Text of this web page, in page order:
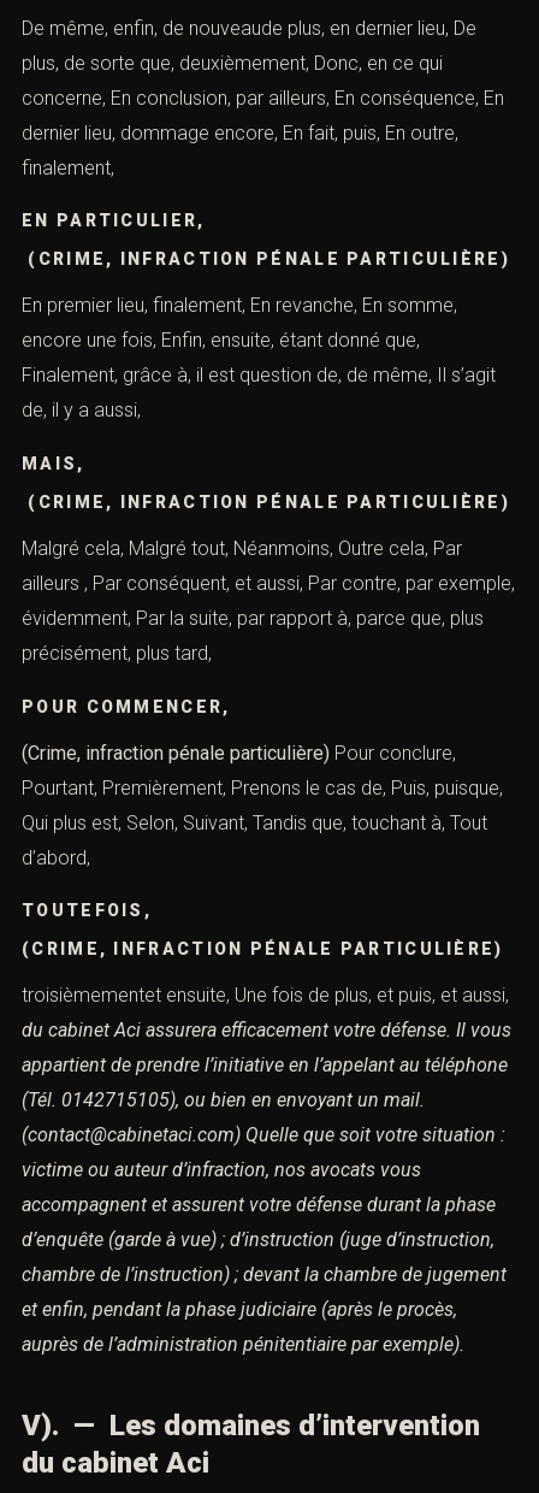
De même, enfin, de nouveaude plus, en dernier lieu, De
plus, de sorte que, deuxièmement, Donc, en ce qui
concerne, En conclusion, par ailleurs, En conséquence, En
dernier lieu, dommage encore, En fait, puis, En outre,
finalement,
EN PARTICULIER,
(CRIME, INFRACTION PÉNALE PARTICULIÈRE)
En premier lieu, finalement, En revanche, En somme,
encore une fois, Enfin, ensuite, étant donné que,
Finalement, grâce à, il est question de, de même, Il s’agit
de, il y a aussi,
MAIS,
(CRIME, INFRACTION PÉNALE PARTICULIÈRE)
Malgré cela, Malgré tout, Néanmoins, Outre cela, Par
ailleurs , Par conséquent, et aussi, Par contre, par exemple,
évidemment, Par la suite, par rapport à, parce que, plus
précisément, plus tard,
POUR COMMENCER,
(Crime, infraction pénale particulière) Pour conclure,
Pourtant, Premièrement, Prenons le cas de, Puis, puisque,
Qui plus est, Selon, Suivant, Tandis que, touchant à, Tout
d’abord,
TOUTEFOIS,
(CRIME, INFRACTION PÉNALE PARTICULIÈRE)
troisièmementet ensuite, Une fois de plus, et puis, et aussi,
du cabinet Aci assurera efficacement votre défense. Il vous
appartient de prendre l’initiative en l’appelant au téléphone
(Tél. 0142715105), ou bien en envoyant un mail.
(contact@cabinetaci.com) Quelle que soit votre situation :
victime ou auteur d’infraction, nos avocats vous
accompagnent et assurent votre défense durant la phase
d’enquête (garde à vue) ; d’instruction (juge d’instruction,
chambre de l’instruction) ; devant la chambre de jugement
et enfin, pendant la phase judiciaire (après le procès,
auprès de l’administration pénitentiaire par exemple).
V). — Les domaines d’intervention
du cabinet Aci